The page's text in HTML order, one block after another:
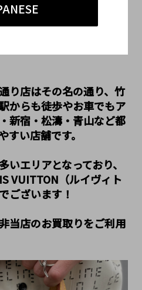
通り店 #買取
り店はその名の通り、竹
からも徒歩やお車でもア
新宿・松濤・青山など都
すい店舗です。
エリアとなっており、
VUITTON（ルイヴィト
ございます！
当店のお買取りをご利用